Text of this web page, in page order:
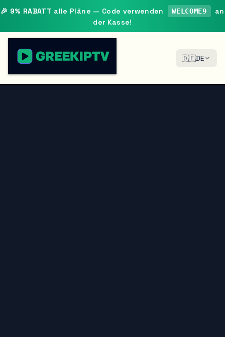
🎉 9% RABATT alle Pläne — Code verwenden WELCOME9
an
der Kasse!
🇩🇪DE